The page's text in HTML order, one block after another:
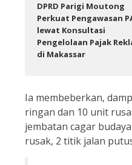
DPRD Parigi Moutong
Perkuat Pengawasan
lewat Konsultasi
Pengelolaan Pajak
di Makassar
Ia membeberkan,
ringan dan 10 unit
jembatan cagar
rusak, 2 titik jalan